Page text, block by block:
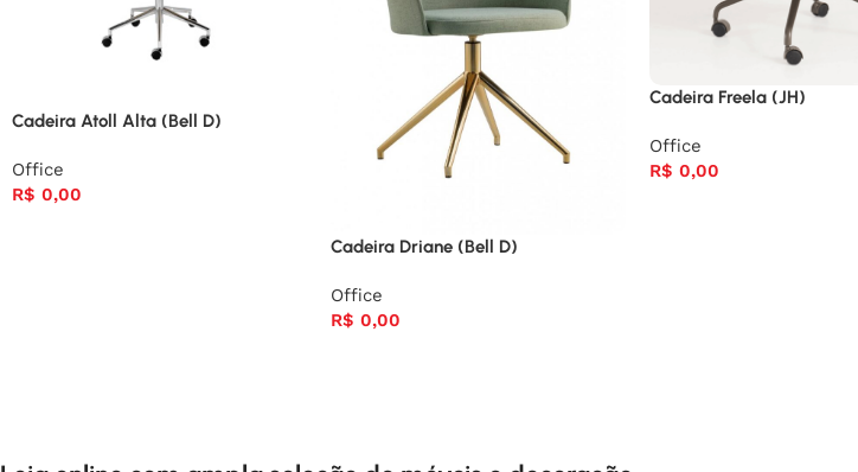
Cadeira Atoll Alta (Bell D)
Office
R$ 0,00
Cadeira Driane (Bell D)
Office
R$ 0,00
Cadeira Freela (JH)
Office
R$ 0,00